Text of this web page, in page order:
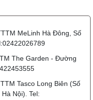
MeLinh Hà Đông, Số
The Garden - Đường
Tasco Long Biên (Số
Nội). Tel: